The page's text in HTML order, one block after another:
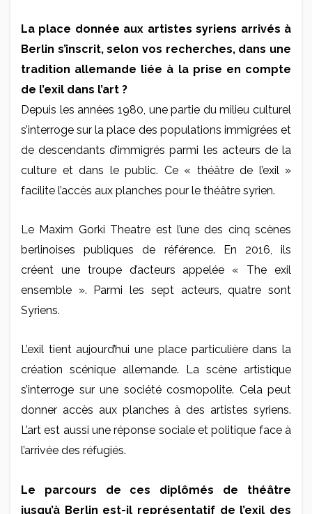
La place donnée aux artistes syriens arrivés à
Berlin s’inscrit, selon vos recherches, dans une
tradition allemande liée à la prise en compte
de l’exil dans l’art ?
Depuis les années 1980, une partie du milieu culturel
s’interroge sur la place des populations immigrées et
de descendants d’immigrés parmi les acteurs de la
culture et dans le public. Ce « théâtre de l’exil »
facilite l’accès aux planches pour le théâtre syrien.
Le Maxim Gorki Theatre est l’une des cinq scènes
berlinoises publiques de référence. En 2016, ils
créent une troupe d’acteurs appelée « The exil
ensemble ». Parmi les sept acteurs, quatre sont
Syriens.
L’exil tient aujourd’hui une place particulière dans la
création scénique allemande. La scène artistique
s’interroge sur une société cosmopolite. Cela peut
donner accès aux planches à des artistes syriens.
L’art est aussi une réponse sociale et politique face à
l’arrivée des réfugiés.
Le parcours de ces diplômés de théâtre
jusqu’à Berlin est-il représentatif de l’exil des